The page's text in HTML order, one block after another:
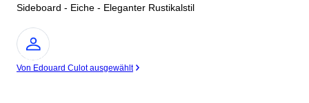
Sideboard - Eiche - Eleganter Rustikalstil
Experte
Von Edouard Culot ausgewählt